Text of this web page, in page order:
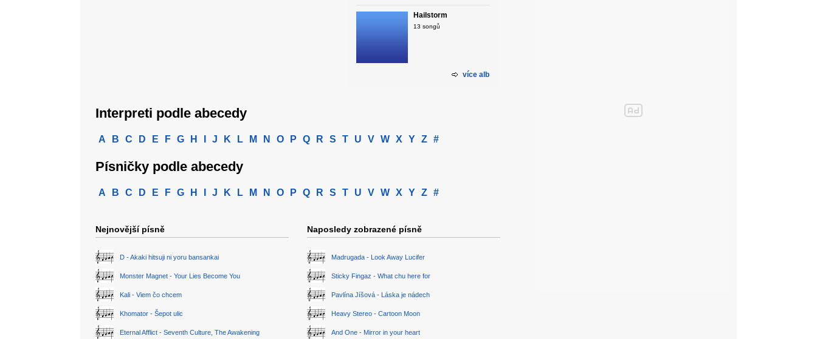
Hailstorm
13 songů
více alb
Interpreti podle abecedy
A B C D E F G H J K L M N O P Q R S T U V W X Y Z #
Písničky podle abecedy
A B C D E F G H J K L M N O P Q R S T U V W X Y Z #
Nejnovější písně
D - Akaki hitsuji ni yoru bansankai
Monster Magnet - Your Lies Become You
Kali - Viem čo chcem
Khomator - Šepot ulic
Eternal Afflict - Seventh Culture, The Awakening
Naposledy zobrazené písně
Madrugada - Look Away Lucifer
Sticky Fingaz - What chu here for
Pavlína Jíšová - Láska je nádech
Heavy Stereo - Cartoon Moon
And One - Mirror in your heart